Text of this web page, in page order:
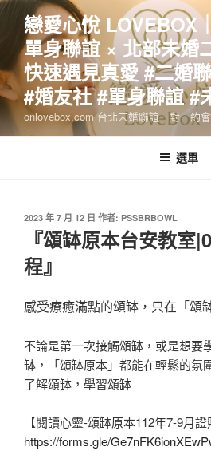
跳
主
要
內
容
戀愛心悅 LOVEBOX
單身聯誼 × 北部未婚
快速遇見真愛 #二婚
#婚友社 #單身聯誼 #
onlovebox.com 台北未婚聯誼一對一約
選單
發
2023 年 7 月 12 日 作者: PSSBRBOWL
『頌缽原本台安教室
程』
感受療癒滿點的頌缽，只在「頌
不論是第一次接觸頌缽，或是想要
缽，「頌缽原本」都能在輕鬆的氛
了解頌缽，學習頌缽
【閱讀心靈-頌缽原本112年7-9月證
https://forms.gle/